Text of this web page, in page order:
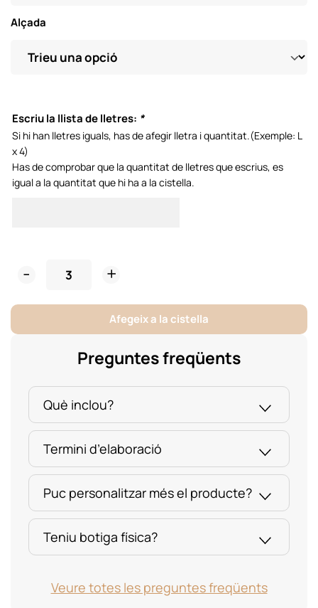
Alçada
Escriu la llista de lletres: *
Si hi han lletres iguals, has de afegir lletra i quantitat.(Exemple: L
x 4)
Has de comprobar que la quantitat de lletres que escrius, es
igual a la quantitat que hi ha a la cistella.
Fusta
Afegeix a la cistella
Preguntes freqüents
Què inclou?
Termini d’elaboració
Puc personalitzar més el producte?
Teniu botiga física?
Veure totes les preguntes freqüents